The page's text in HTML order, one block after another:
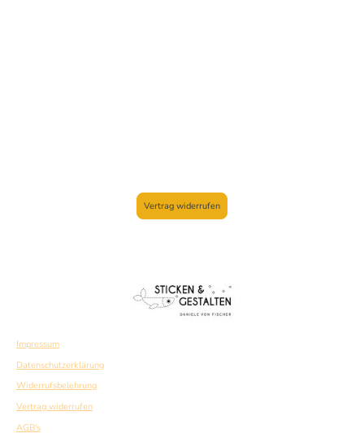
Vertrag widerrufen
Impressum
Datenschutzerklärung
Widerrufsbelehrung
Vertrag widerrufen
AGB's